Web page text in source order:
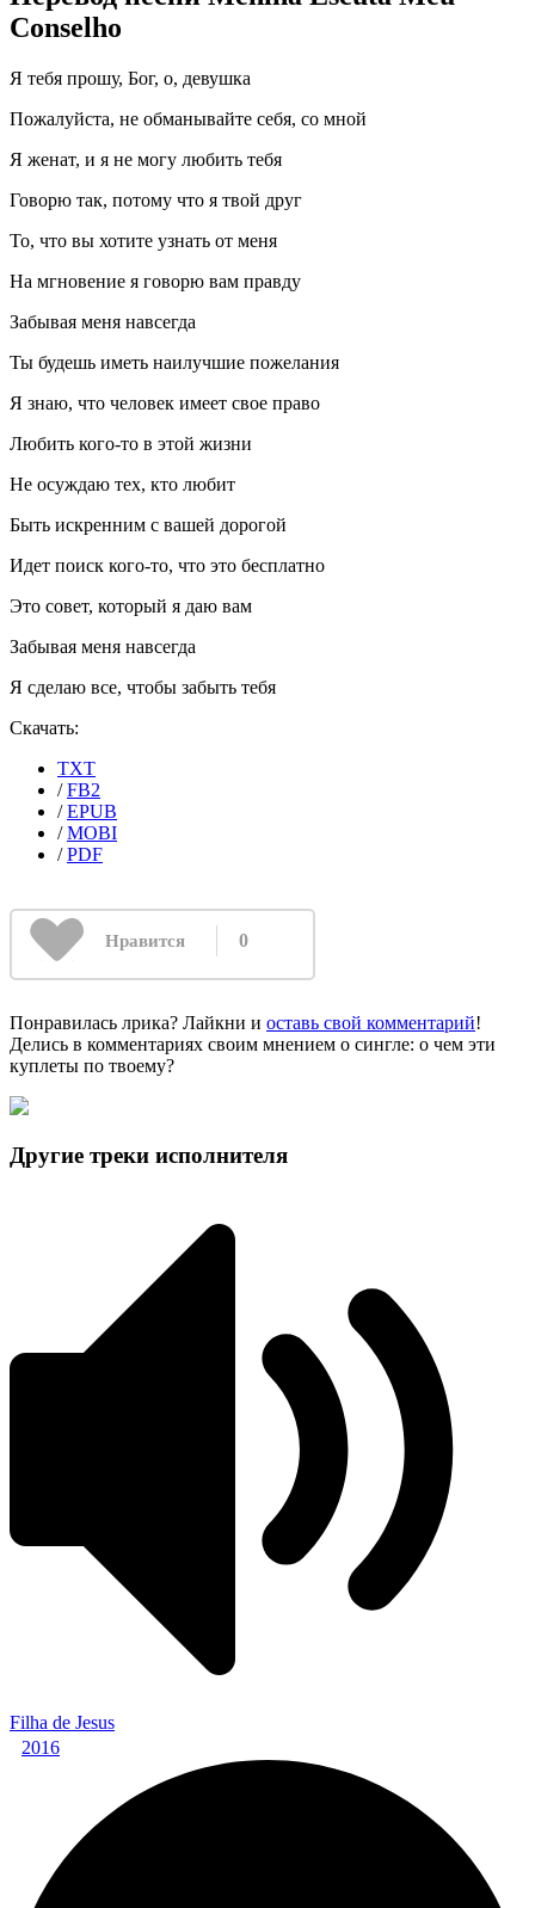
Conselho
Я тебя прошу, Бог, о, девушка
Пожалуйста, не обманывайте себя, со мной
Я женат, и я не могу любить тебя
Говорю так, потому что я твой друг
То, что вы хотите узнать от меня
На мгновение я говорю вам правду
Забывая меня навсегда
Ты будешь иметь наилучшие пожелания
Я знаю, что человек имеет свое право
Любить кого-то в этой жизни
Не осуждаю тех, кто любит
Быть искренним с вашей дорогой
Идет поиск кого-то, что это бесплатно
Это совет, который я даю вам
Забывая меня навсегда
Я сделаю все, чтобы забыть тебя
Скачать:
TXT
/FB2
/EPUB
/MOBI
/PDF
Нравится 0
Понравилась лрика? Лайкни и оставь свой комментарий!
Делись в комментариях своим мнением о сингле: о чем эти
куплеты по твоему?
Другие треки исполнителя
Filha de Jesus
2016